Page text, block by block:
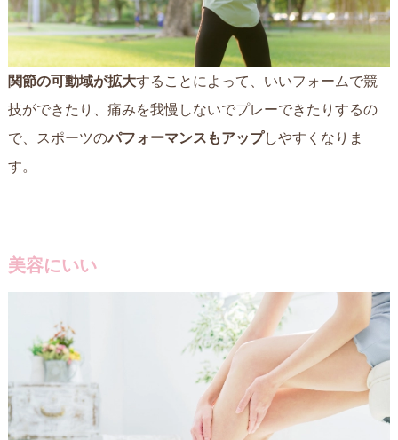
関節の可動域が拡大することによって、いいフォームで競
技ができたり、痛みを我慢しないでプレーできたりするの
で、スポーツのパフォーマンスもアップしやすくなりま
す。
美容にいい